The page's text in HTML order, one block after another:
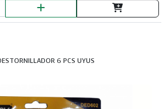
6 PCS UYUS